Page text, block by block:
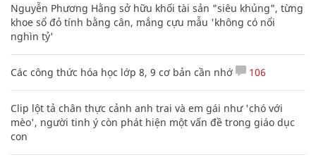
Nguyễn Phương Hằng sở hữu khối tài sản "siêu khủng", từng
khoe sổ đỏ tính bằng cân, mắng cựu mẫu 'không có nổi
nghìn tỷ'
Các công thức hóa học lớp 8, 9 cơ bản cần nhớ 106
Clip lột tả chân thực cảnh anh trai và em gái như 'chó với
mèo', người tinh ý còn phát hiện một vấn đề trong giáo dục
con